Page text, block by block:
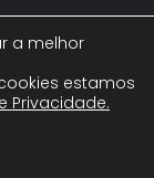
LTDA
e
a melhor
estamos
Privacidade.